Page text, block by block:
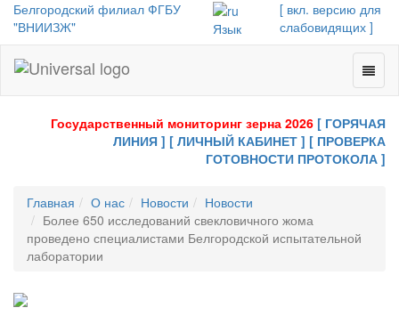
Белгородский филиал ФГБУ
"ВНИИЗЖ"
Язык
[ вкл. версию для
слабовидящих ]
-
Toggle
Государственный мониторинг зерна 2026 [ ГОРЯЧАЯ
ЛИНИЯ ] [ ЛИЧНЫЙ КАБИНЕТ ] [ ПРОВЕРКА
ГОТОВНОСТИ ПРОТОКОЛА ]
Главная О нас Новости
Новости
Более 650 исследований свекловичного жома
проведено специалистами Белгородской испытательной
лаборатории